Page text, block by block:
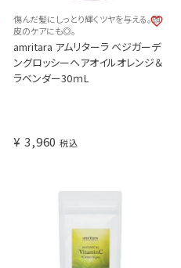
傷んだ髪にしっとり輝くツヤを与える。頭
皮のケアにも◎。
amritara アムリターラ ベジガーデ
ングロッシーヘアオイルオレンジ＆
ラベンダー30ｍL
¥ 3,960 税込